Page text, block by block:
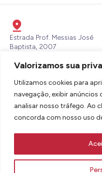
Valorizamos sua
Utilizamos cookies para
navegação, exibir
analisar nosso tráfego. Ao
concorda com nosso uso
Estrada Prof. Messias José
Baptista, 2007
13432-700
(19) 3436-6600